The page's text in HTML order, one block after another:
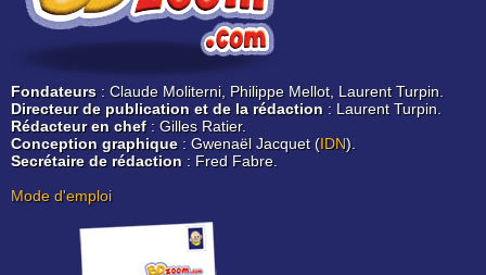
Fondateurs : Claude Moliterni, Philippe Mellot, Laurent Turpin.
Directeur de publication et de la rédaction : Laurent Turpin.
Rédacteur en chef: Gilles Ratier.
Conception graphique: Gwenaël Jacquet (IDN).
Secrétaire de rédaction : Fred Fabre.
Mode d'emploi